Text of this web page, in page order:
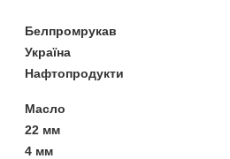
Белпромрукав
Україна
Нафтопродукти
Масло
22 мм
4 мм